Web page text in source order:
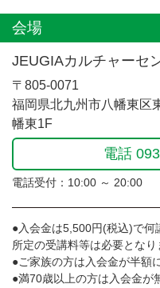
会場
JEUGIAカルチャーセ
〒805-0071
福岡県北九州市八幡東区
幡東1F
電話
電話受付：10:00 ～ 20:00
●入会金は5,500円(税込)で何
所定の受講料等は必要となり
●ご家族の方は入会金が半額
●満70歳以上の方は入会金が